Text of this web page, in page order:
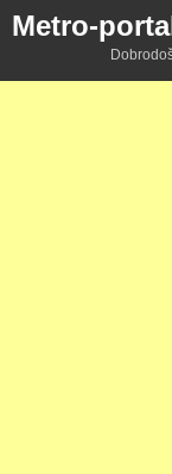
Metro-